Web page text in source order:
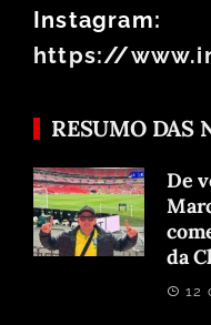
Instagram:
https://
RESUMO DAS
De
da
12